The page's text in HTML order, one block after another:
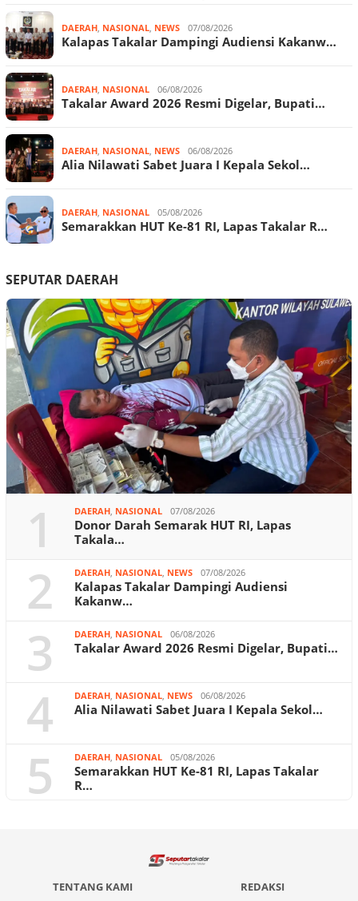
DAERAH, NASIONAL, NEWS 07/08/2026
Kalapas Takalar Dampingi Audiensi Kakanw…
DAERAH, NASIONAL 06/08/2026
Takalar Award 2026 Resmi Digelar, Bupati…
DAERAH, NASIONAL, NEWS 06/08/2026
Alia Nilawati Sabet Juara I Kepala Sekol…
DAERAH, NASIONAL 05/08/2026
Semarakkan HUT Ke-81 RI, Lapas Takalar R…
SEPUTAR DAERAH
1 DAERAH, NASIONAL 07/08/2026
Donor Darah Semarak HUT RI, Lapas
Takala…
2 DAERAH, NASIONAL, NEWS 07/08/2026
Kalapas Takalar Dampingi Audiensi
Kakanw…
3 DAERAH, NASIONAL 06/08/2026
Takalar Award 2026 Resmi Digelar, Bupati…
4 DAERAH, NASIONAL, NEWS 06/08/2026
Alia Nilawati Sabet Juara I Kepala Sekol…
5 DAERAH, NASIONAL 05/08/2026
Semarakkan HUT Ke-81 RI, Lapas Takalar
R…
TENTANG KAMI REDAKSI